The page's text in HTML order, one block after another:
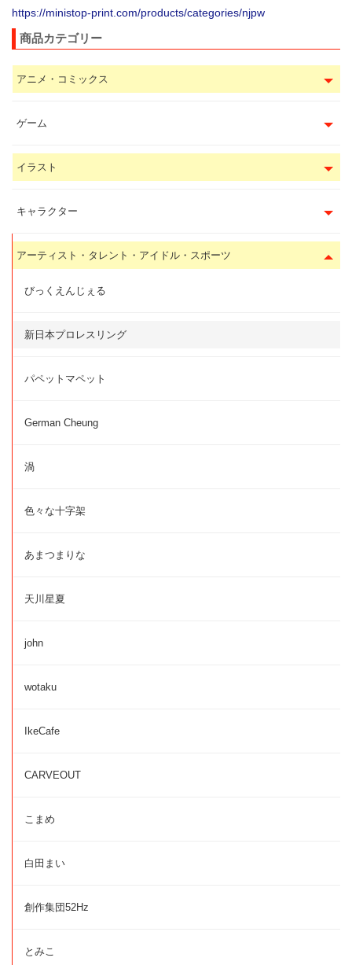
https://ministop-print.com/products/categories/njpw
商品カテゴリー
アニメ・コミックス
ゲーム
イラスト
キャラクター
アーティスト・タレント・アイドル・スポーツ
びっくえんじぇる
新日本プロレスリング
パペットマペット
German Cheung
渦
色々な十字架
あまつまりな
天川星夏
john
wotaku
IkeCafe
CARVEOUT
こまめ
白田まい
創作集団52Hz
とみこ